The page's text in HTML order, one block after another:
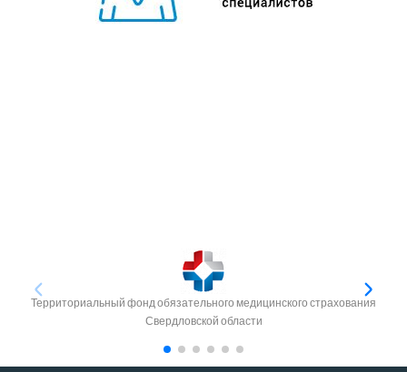
Территориальный фонд обязательного медицинского страхования
Свердловской области